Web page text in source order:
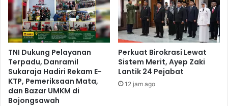
TNI Dukung Pelayanan
Terpadu, Danramil
Sukaraja Hadiri Rekam E-
KTP, Pemeriksaan Mata,
dan Bazar UMKM di
Bojongsawah
Perkuat Birokrasi Lewat
Sistem Merit, Ayep Zaki
Lantik 24 Pejabat
12 jam ago